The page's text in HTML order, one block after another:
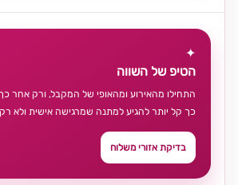
✦
הטיפ של השווה
התחילו מהאירוע ומהאופי של המקבל, ורק אחר
כך קל יותר להגיע למתנה שמרגישה אישית ולא
בדיקת אזורי משלוח